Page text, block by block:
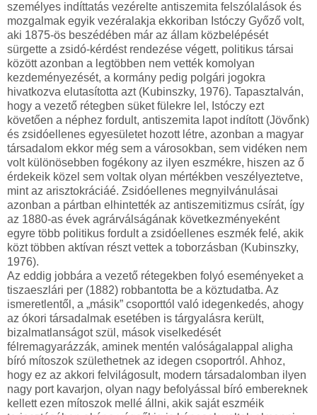
személyes indíttatás vezérelte antiszemita felszólalások és
mozgalmak egyik vezéralakja ekkoriban Istóczy Győző volt,
aki 1875-ös beszédében már az állam közbelépését
sürgette a zsidó-kérdést rendezése végett, politikus társai
között azonban a legtöbben nem vették komolyan
kezdeményezését, a kormány pedig polgári jogokra
hivatkozva elutasította azt (Kubinszky, 1976). Tapasztalván,
hogy a vezető rétegben süket fülekre lel, Istóczy ezt
követően a néphez fordult, antiszemita lapot indított (Jövőnk)
és zsidóellenes egyesületet hozott létre, azonban a magyar
társadalom ekkor még sem a városokban, sem vidéken nem
volt különösebben fogékony az ilyen eszmékre, hiszen az ő
érdekeik közel sem voltak olyan mértékben veszélyeztetve,
mint az arisztokráciáé. Zsidóellenes megnyilvánulásai
azonban a pártban elhintették az antiszemitizmus csírát, így
az 1880-as évek agrárválságának következményeként
egyre több politikus fordult a zsidóellenes eszmék felé, akik
közt többen aktívan részt vettek a toborzásban (Kubinszky,
1976).
Az eddig jobbára a vezető rétegekben folyó eseményeket a
tiszaeszlári per (1882) robbantotta be a köztudatba. Az
ismeretlentől, a „másik” csoporttól való idegenkedés, ahogy
az ókori társadalmak esetében is tárgyalásra került,
bizalmatlanságot szül, mások viselkedését
félremagyarázzák, aminek mentén valóságalappal aligha
bíró mítoszok születhetnek az idegen csoportról. Ahhoz,
hogy ez az akkori felvilágosult, modern társadalomban ilyen
nagy port kavarjon, olyan nagy befolyással bíró embereknek
kellett ezen mítoszok mellé állni, akik saját eszméik